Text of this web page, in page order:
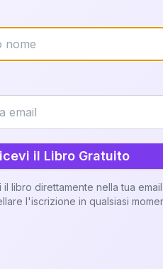
il Libro Gratuito
il libro direttamente nella tua email.
l'iscrizione in qualsiasi